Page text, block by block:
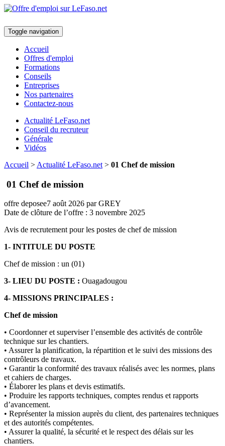
Toggle navigation
Accueil
Offres d'emploi
Formations
Conseils
Entreprises
Nos partenaires
Contactez-nous
Actualité LeFaso.net
Conseil du recruteur
Générale
Vidéos
Accueil > Actualité LeFaso.net > 01 Chef de mission
01 Chef de mission
offre deposee7 août 2026 par GREY
Date de clôture de l’offre : 3 novembre 2025
Avis de recrutement pour les postes de chef de mission
1- INTITULE DU POSTE
Chef de mission : un (01)
3- LIEU DU POSTE : Ouagadougou
4- MISSIONS PRINCIPALES :
Chef de mission
• Coordonner et superviser l’ensemble des activités de contrôle
technique sur les chantiers.
• Assurer la planification, la répartition et le suivi des missions des
contrôleurs de travaux.
• Garantir la conformité des travaux réalisés avec les normes, plans
et cahiers de charges.
• Élaborer les plans et devis estimatifs.
• Produire les rapports techniques, comptes rendus et rapports
d’avancement.
• Représenter la mission auprès du client, des partenaires techniques
et des autorités compétentes.
• Assurer la qualité, la sécurité et le respect des délais sur les
chantiers.